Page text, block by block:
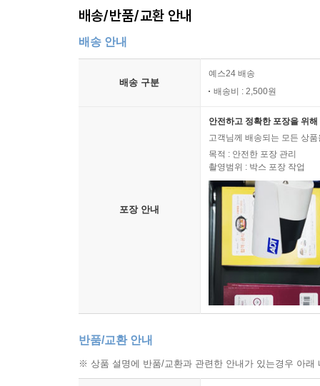
배송/반품/교환 안내
배송 안내
배송 구분
예스24 배송
배송비 : 2,500원
포장 안내
안전하고 정확한 포장을 위
고객님께 배송되는 모든 상
목적 : 안전한 포장 관리
촬영범위 : 박스 포장 작업
반품/교환 안내
※ 상품 설명에 반품/교환과 관련한 안내가 있는경우 아